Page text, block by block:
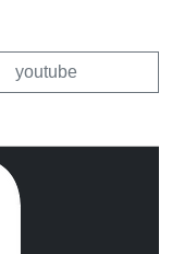
youtube